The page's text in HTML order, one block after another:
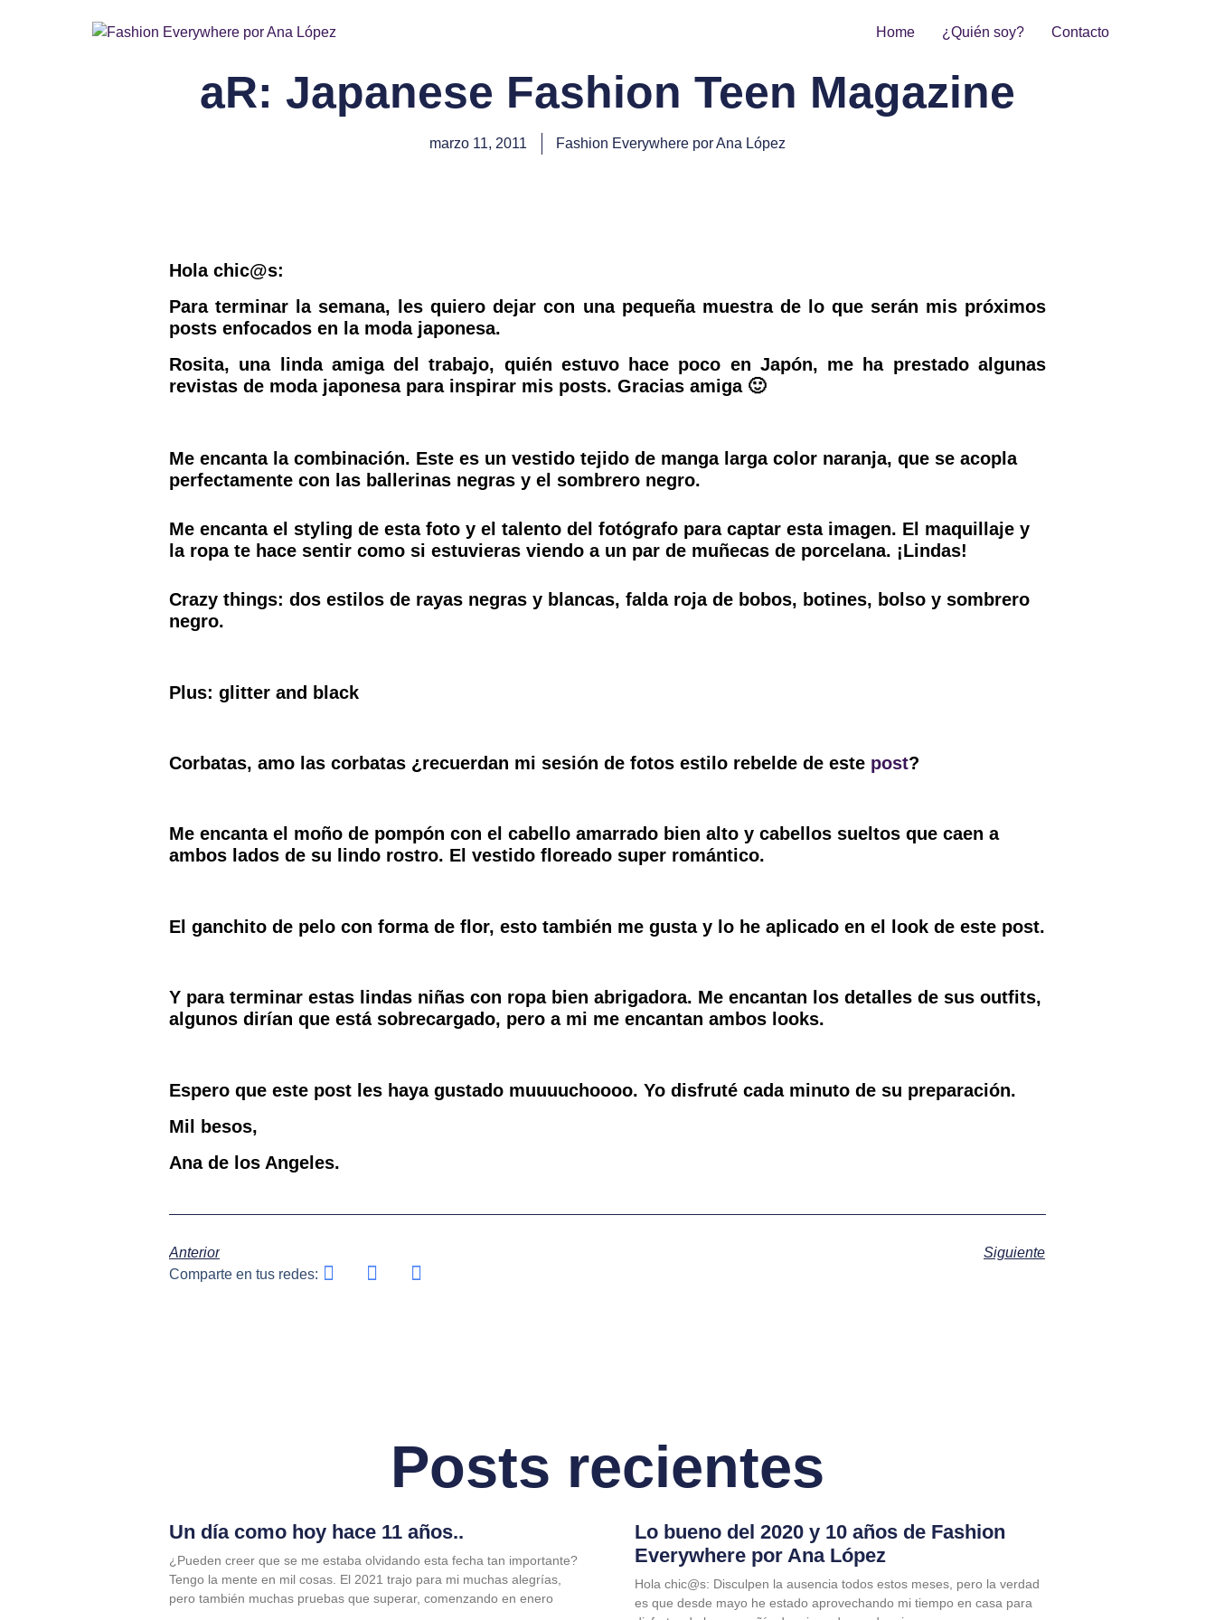
Home ¿Quién soy? Contacto
aR: Japanese Fashion Teen Magazine
marzo 11, 2011 Fashion Everywhere por Ana López
Hola chic@s:
Para terminar la semana, les quiero dejar con una pequeña muestra de lo que serán mis próximos
posts enfocados en la moda japonesa.
Rosita, una linda amiga del trabajo, quién estuvo hace poco en Japón, me ha prestado algunas
revistas de moda japonesa para inspirar mis posts. Gracias amiga 🙂
Me encanta la combinación. Este es un vestido tejido de manga larga color naranja, que se acopla
perfectamente con las ballerinas negras y el sombrero negro.
Me encanta el styling de esta foto y el talento del fotógrafo para captar esta imagen. El maquillaje y
la ropa te hace sentir como si estuvieras viendo a un par de muñecas de porcelana. ¡Lindas!
Crazy things: dos estilos de rayas negras y blancas, falda roja de bobos, botines, bolso y sombrero
negro.
Plus: glitter and black
Corbatas, amo las corbatas ¿recuerdan mi sesión de fotos estilo rebelde de este post?
Me encanta el moño de pompón con el cabello amarrado bien alto y cabellos sueltos que caen a
ambos lados de su lindo rostro. El vestido floreado super romántico.
El ganchito de pelo con forma de flor, esto también me gusta y lo he aplicado en el look de este post.
Y para terminar estas lindas niñas con ropa bien abrigadora. Me encantan los detalles de sus outfits,
algunos dirían que está sobrecargado, pero a mi me encantan ambos looks.
Espero que este post les haya gustado muuuuchoooo. Yo disfruté cada minuto de su preparación.
Mil besos,
Ana de los Angeles.
Anterior
Siguiente
Comparte en tus redes:
Posts recientes
Un día como hoy hace 11 años..
¿Pueden creer que se me estaba olvidando esta fecha tan importante?
Tengo la mente en mil cosas. El 2021 trajo para mi muchas alegrías,
pero también muchas pruebas que superar, comenzando en enero
Lo bueno del 2020 y 10 años de Fashion
Everywhere por Ana López
Hola chic@s: Disculpen la ausencia todos estos meses, pero la verdad
es que desde mayo he estado aprovechando mi tiempo en casa para